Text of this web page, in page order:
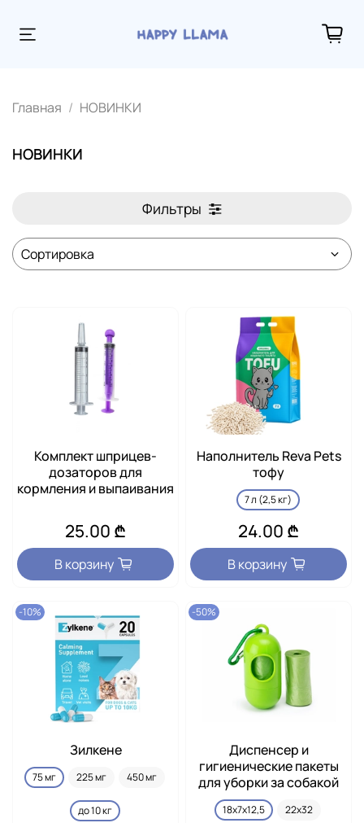
Главная НОВИНКИ
НОВИНКИ
Фильтры
Комплект шприцев-
дозаторов для
кормления и выпаивания
25.00 ₾
В корзину
Наполнитель Reva Pets
тофу
7 л (2,5 кг)
24.00 ₾
В корзину
-10%
Зилкене
75 мг 225 мг 450 мг
до 10 кг
-50%
Диспенсер и
гигиенические пакеты
для уборки за собакой
18x7x12,5 22x32